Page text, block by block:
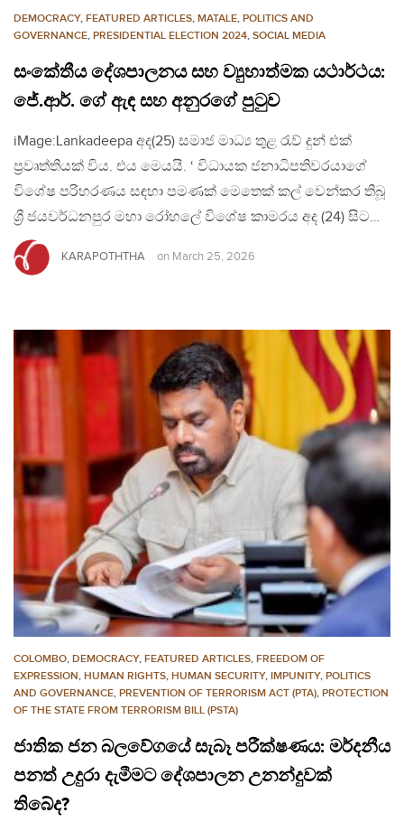
DEMOCRACY, FEATURED ARTICLES, MATALE, POLITICS AND
GOVERNANCE, PRESIDENTIAL ELECTION 2024, SOCIAL MEDIA
සංකේතීය දේශපාලනය සහ ව්‍යුහාත්මක යථාර්ථය:
ජේ.ආර්. ගේ ඇඳ සහ අනුරගේ පුටුව
iMage:Lankadeepa අද(25) සමාජ මාධ්‍ය තුළ රැව් දුන් එක්
ප්‍රවෘත්තියක් විය. එය මෙයයි. ‘ විධායක ජනාධිපතිවරයාගේ
විශේෂ පරිහරණය සඳහා පමණක් මෙතෙක් කල් වෙන්කර තිබූ
ශ්‍රී ජයවර්ධනපුර මහා රෝහලේ විශේෂ කාමරය අද (24) සිට…
KARAPOTHTHA on March 25, 2026
COLOMBO, DEMOCRACY, FEATURED ARTICLES, FREEDOM OF
EXPRESSION, HUMAN RIGHTS, HUMAN SECURITY, IMPUNITY, POLITICS
AND GOVERNANCE, PREVENTION OF TERRORISM ACT (PTA), PROTECTION
OF THE STATE FROM TERRORISM BILL (PSTA)
ජාතික ජන බලවේගයේ සැබෑ පරීක්ෂණය: මර්දනීය
පනත් උදුරා දැමීමට දේශපාලන උනන්දුවක්
තිබේද?